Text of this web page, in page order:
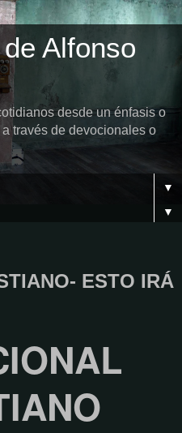
Alfonso
desde un énfasis o
través de devocionales o
▼
▼
ESTO IRÁ